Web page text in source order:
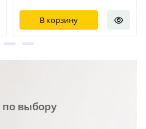
В корзину
по выбору